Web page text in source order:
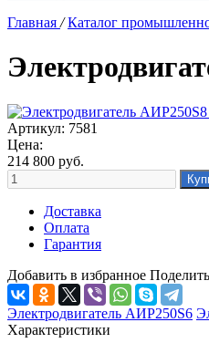
Главная / Каталог
Артикул: 7581
Цена:
214 800 руб.
Доставка
Оплата
Гарантия
Добавить в избранное
Электродвигатель АИР250S6
Характеристики